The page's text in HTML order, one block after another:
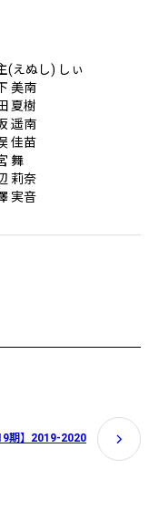
(えぬし) しぃ
美南
夏樹
遥南
佳苗
舞
莉奈
実音
19期】2019-2020